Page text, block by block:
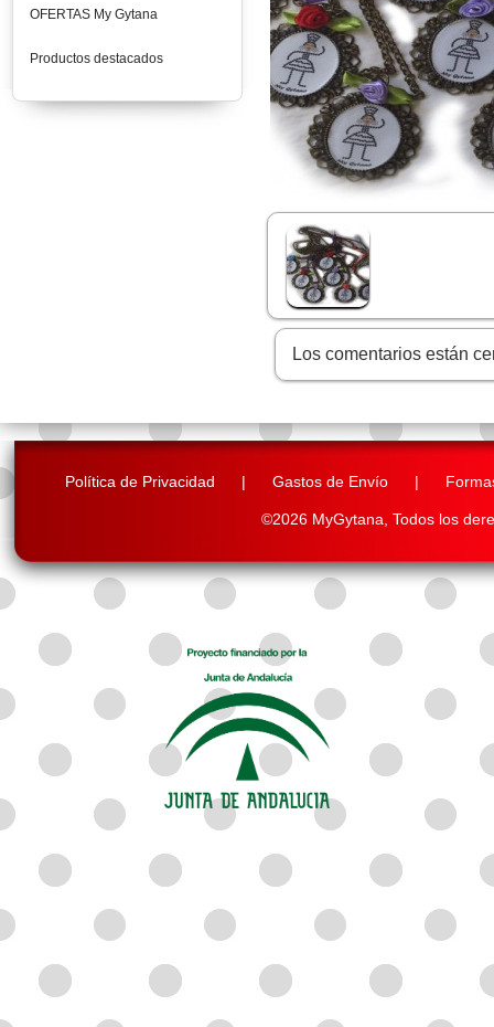
OFERTAS My Gytana
Productos destacados
Los comentarios están
Política de Privacidad | Gastos de Envío |
©2026 MyGytana, Todos los